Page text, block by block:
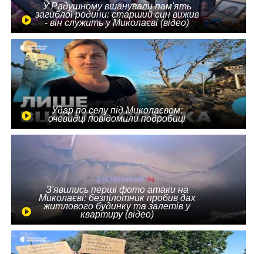
У Радушному вшанували пам'ять
загиблої родини: старший син вижив
- він служить у Миколаєві (відео)
Удар по селу під Миколаєвом:
очевидці повідомили подробиці
З'явились перші фото атаки на
Миколаєві: безпілотник пробив дах
житлового будинку та залетів у
квартиру (відео)